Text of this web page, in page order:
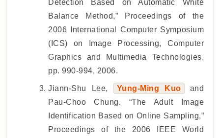
Detection Based on Automatic White
Balance Method,” Proceedings of the
2006 International Computer Symposium
(ICS) on Image Processing, Computer
Graphics and Multimedia Technologies,
pp. 990-994, 2006.
Jiann-Shu Lee, Yung-Ming Kuo
and
Pau-Choo Chung, “The Adult Image
Identification Based on Online Sampling,”
Proceedings of the 2006 IEEE World